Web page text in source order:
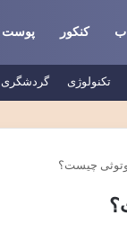
کنکور پوست
تکنولوژی گردشگری
چیست؟